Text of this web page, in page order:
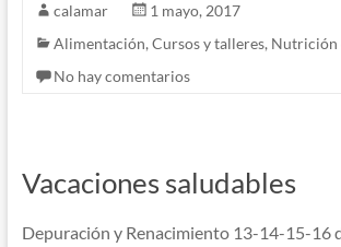
calamar
1 mayo, 2017
Alimentación, Cursos y talleres, Nutrición
No hay comentarios
Vacaciones saludables
Depuración y Renacimiento 13-14-15-16